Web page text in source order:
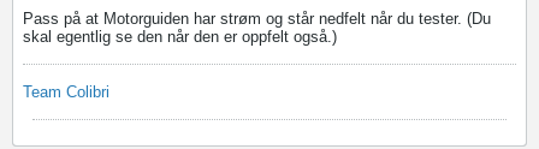
Pass på at Motorguiden har strøm og står nedfelt når du tester. (Du
skal egentlig se den når den er oppfelt også.)
Team Colibri